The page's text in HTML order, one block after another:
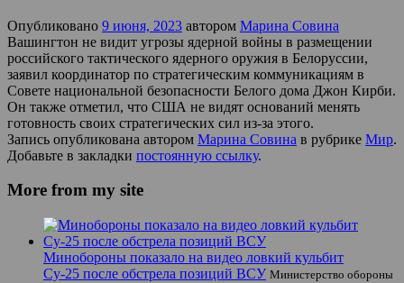
Опубликовано 9 июня, 2023 автором Марина Совина
Вашингтон не видит угрозы ядерной войны в размещении
российского тактического ядерного оружия в Белоруссии,
заявил координатор по стратегическим коммуникациям в
Совете национальной безопасности Белого дома Джон Кирби.
Он также отметил, что США не видят оснований менять
готовность своих стратегических сил из-за этого.
Запись опубликована автором Марина Совина в рубрике Мир.
Добавьте в закладки постоянную ссылку.
More from my site
Минобороны показало на видео ловкий кульбит
Су-25 после обстрела позиций ВСУ Министерство обороны